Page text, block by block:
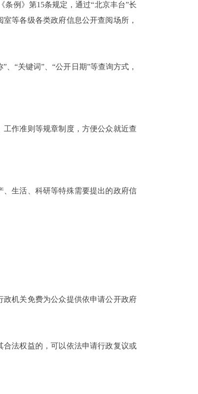
条例》第15条规定，通过“北京丰台”长
等各级各类政府信息公开查阅场所，
“关键词”、“公开日期”等查询方式，
作准则等规章制度，方便公众就近查
生活、科研等特殊需要提出的政府信
政机关免费为公众提供依申请公开政府
法权益的，可以依法申请行政复议或